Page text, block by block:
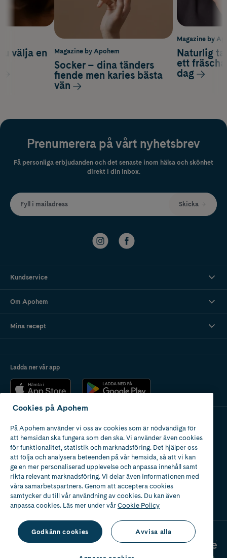
Magazine by
Naturlig
ett
dag
välja en
Magazine by Apohem
Socker – dina tänders
fiende men karies bästa
vän
Prenumerera på vårt nyhetsbrev
Få personliga erbjudanden och det senaste inom hälsa och skönhet
direkt i din inbox.
Fyll i mailadress Skicka
Kundservice
Om Apohem
Mina recept
Ladda ner vår app
Apotek med tillstånd
av Läkemedelsverket
2024
Cookies på Apohem
På Apohem använder vi oss av cookies som är nödvändiga för
att hemsidan ska fungera som den ska. Vi använder även cookies
för funktionalitet, statistik och marknadsföring. Det hjälper oss
att följa och analysera beteenden på vår hemsida, så att vi kan
ge en mer personaliserad upplevelse och anpassa innehåll samt
rikta relevant marknadsföring. Vi delar även informationen med
våra samarbetspartners. Genom att acceptera cookies
samtycker du till vår användning av cookies. Du kan även
anpassa cookies. Läs mer under vårCookie Policy
Godkänn cookies Avvisa alla